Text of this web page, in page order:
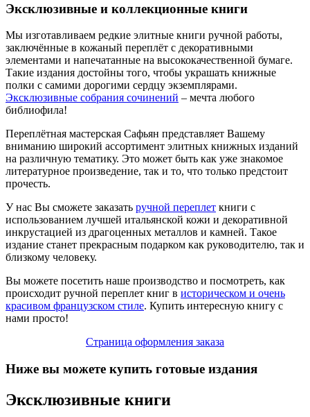
Эксклюзивные и коллекционные книги
Мы изготавливаем редкие элитные книги ручной работы,
заключённые в кожаный переплёт с декоративными
элементами и напечатанные на высококачественной бумаге.
Такие издания достойны того, чтобы украшать книжные
полки с самими дорогими сердцу экземплярами.
Эксклюзивные собрания сочинений – мечта любого
библиофила!
Переплётная мастерская Сафьян представляет Вашему
вниманию широкий ассортимент элитных книжных изданий
на различную тематику. Это может быть как уже знакомое
литературное произведение, так и то, что только предстоит
прочесть.
У нас Вы сможете заказать ручной переплет книги с
использованием лучшей итальянской кожи и декоративной
инкрустацией из драгоценных металлов и камней. Такое
издание станет прекрасным подарком как руководителю, так и
близкому человеку.
Вы можете посетить наше производство и посмотреть, как
происходит ручной переплет книг в историческом и очень
красивом французском стиле. Купить интересную книгу с
нами просто!
Страница оформления заказа
Ниже вы можете купить готовые издания
Эксклюзивные книги